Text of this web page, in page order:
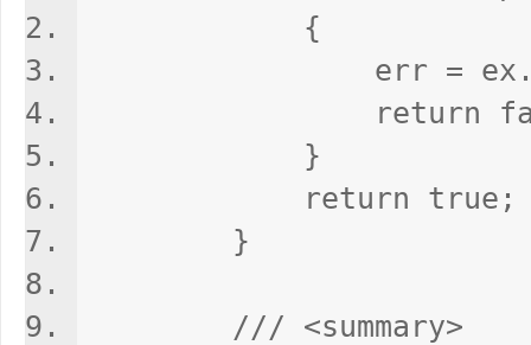
{
err =
return
}
return true;
}
/// <summary>